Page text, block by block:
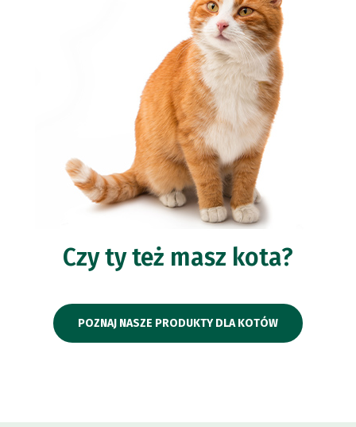
Czy ty też masz kota?
POZNAJ NASZE PRODUKTY DLA KOTÓW